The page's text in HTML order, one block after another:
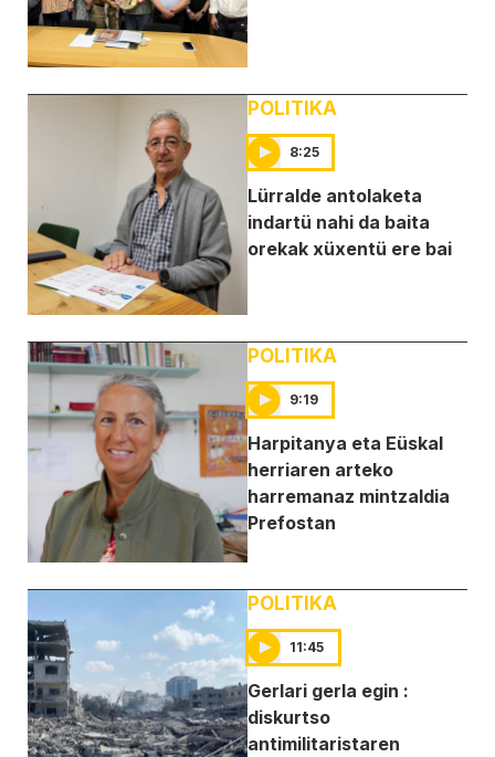
POLITIKA
8:25
Lürralde antolaketa
indartü nahi da baita
orekak xüxentü ere bai
POLITIKA
9:19
Harpitanya eta Eüskal
herriaren arteko
harremanaz mintzaldia
Prefostan
POLITIKA
11:45
Gerlari gerla egin :
diskurtso
antimilitaristaren